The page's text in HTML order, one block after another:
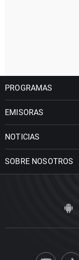
PROGRAMAS
EMISORAS
NOTICIAS
SOBRE NOSOTROS